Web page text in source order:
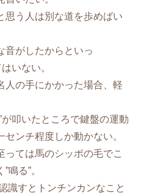
う人は別な道を歩めばい
がしたからといっ
いない。
人の手にかかった場合、軽
叩いたところで鍵盤の運動
ンチ程度しか動かない。
ては馬のシッポの毛でこ
鳴る”。
識すとトンチンカンなこと